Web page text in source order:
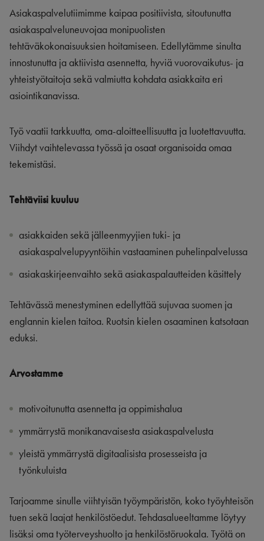
Asiakaspalvelutiimimme kaipaa positiivista, sitoutunutta
asiakaspalveluneuvojaa monipuolisten
tehtäväkokonaisuuksien hoitamiseen. Edellytämme sinulta
innostunutta ja aktiivista asennetta, hyviä vuorovaikutus- ja
yhteistyötaitoja sekä valmiutta kohdata asiakkaita eri
asiointikanavissa.
Työ vaatii tarkkuutta, oma-aloitteellisuutta ja luotettavuutta.
Viihdyt vaihtelevassa työssä ja osaat organisoida omaa
tekemistäsi.
Tehtäviisi kuuluu
asiakkaiden sekä jälleenmyyjien tuki- ja
asiakaspalvelupyyntöihin vastaaminen puhelinpalvelussa
asiakaskirjeenvaihto sekä asiakaspalautteiden käsittely
Tehtävässä menestyminen edellyttää sujuvaa suomen ja
englannin kielen taitoa. Ruotsin kielen osaaminen katsotaan
eduksi.
Arvostamme
motivoitunutta asennetta ja oppimishalua
ymmärrystä monikanavaisesta asiakaspalvelusta
yleistä ymmärrystä digitaalisista prosesseista ja
työnkuluista
Tarjoamme sinulle viihtyisän työympäristön, koko työyhteisön
tuen sekä laajat henkilöstöedut. Tehdasalueeltamme löytyy
lisäksi oma työterveyshuolto ja henkilöstöruokala. Työtä on